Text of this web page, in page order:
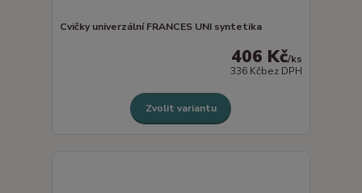
Cvičky univerzální FRANCES UNI syntetika
406 Kč/ks
336 Kčbez DPH
Zvolit variantu